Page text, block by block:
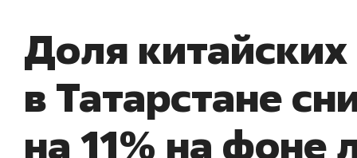
Доля
в Татарстане
на 11% на фоне